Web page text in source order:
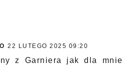
22 LUTEGO 2025 09:20
z Garniera jak dla mnie